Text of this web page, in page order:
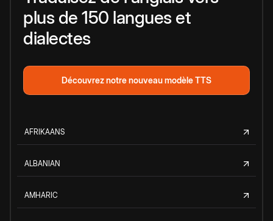
plus de 150 langues et
dialectes
Découvrez notre nouveau modèle TTS
AFRIKAANS
ALBANIAN
AMHARIC